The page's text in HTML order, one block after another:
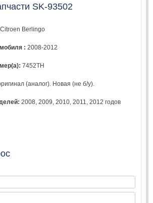
SK-93502
Citroen Berlingo
:2008-2012
7452TH
(аналог). Новая (не б/у).
2008 ,2009 ,2010 ,2011 ,2012 годов